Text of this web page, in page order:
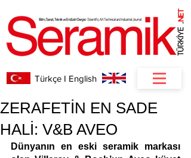
.
NET
Türkçe I English
ZERAFETİN EN SADE
HALİ: V&B AVEO
Dünyanın en eski seramik markası